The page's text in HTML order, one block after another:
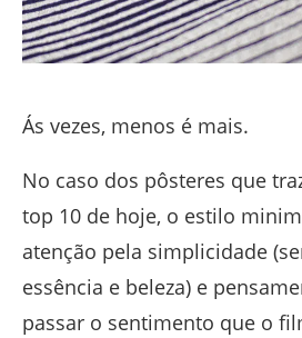
Ás vezes, menos é mais.
No caso dos pôsteres que
top 10 de hoje, o estilo
atenção pela simplicidade
essência e beleza) e
passar o sentimento que o